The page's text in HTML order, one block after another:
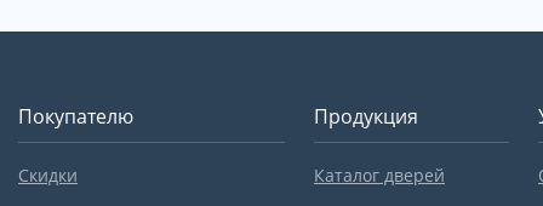
Покупателю
Скидки
Продукция
Каталог дверей